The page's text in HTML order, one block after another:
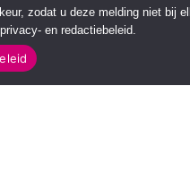
zodat u deze melding niet bij
en redactiebeleid.